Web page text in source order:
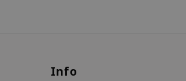
Info